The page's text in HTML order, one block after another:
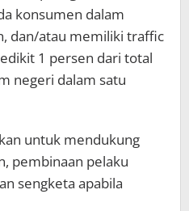
konsumen dalam
dan/atau memiliki traffic
1 persen dari total
negeri dalam satu
untuk mendukung
pembinaan pelaku
sengketa apabila